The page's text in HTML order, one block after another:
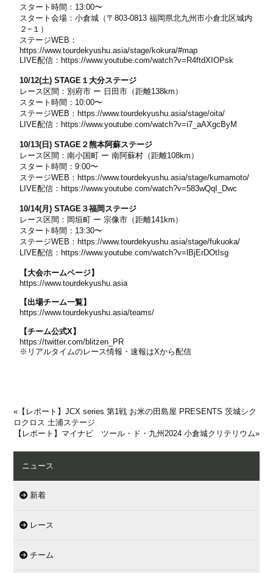
スタート時間：13:00〜
スタート会場：小倉城（〒803-0813 福岡県北九州市小倉北区城内
２−１）
ステージWEB：
https://www.tourdekyushu.asia/stage/kokura/#map
LIVE配信： https://www.youtube.com/watch?v=R4ftdXIOPsk
10/12(土) STAGE１大分ステージ
レース区間：別府市 ー 日田市（距離138km）
スタート時間：10:00〜
ステージWEB： https://www.tourdekyushu.asia/stage/oita/
LIVE配信： https://www.youtube.com/watch?v=i7_aAXgcByM
10/13(日) STAGE２熊本阿蘇ステージ
レース区間：南小国町 ー 南阿蘇村（距離108km）
スタート時間：9:00〜
ステージWEB： https://www.tourdekyushu.asia/stage/kumamoto/
LIVE配信： https://www.youtube.com/watch?v=583wQqI_Dwc
10/14(月) STAGE３福岡ステージ
レース区間：岡垣町 ー 宗像市（距離141km）
スタート時間：13:30〜
ステージWEB： https://www.tourdekyushu.asia/stage/fukuoka/
LIVE配信： https://www.youtube.com/watch?v=lBjErDOtIsg
【大会ホームページ】
https://www.tourdekyushu.asia
【出場チーム一覧】
https://www.tourdekyushu.asia/teams/
【チーム公式X】
https://twitter.com/blitzen_PR
※リアルタイムのレース情報・速報はXから配信
« 【レポート】JCX series 第1戦 お米の田島屋 PRESENTS 茨城シク
ロクロス 土浦ステージ
【レポート】マイナビ ツール・ド・九州2024 小倉城クリテリウム»
ニュース
新着
レース
チーム